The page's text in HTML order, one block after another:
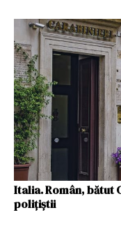
Italia. Român, bătut
polițiștii